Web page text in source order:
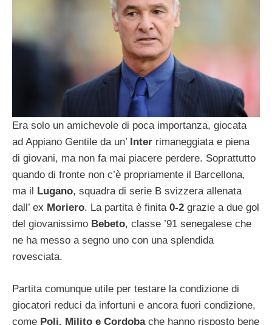
Era solo un amichevole di poca importanza, giocata
ad Appiano Gentile da un’ Inter rimaneggiata e piena
di giovani, ma non fa mai piacere perdere. Soprattutto
quando di fronte non c’è propriamente il Barcellona,
ma il
Lugano, squadra di serie B svizzera allenata
dall’ ex Moriero. La partita è finita 0-2 grazie a due gol
del giovanissimo Bebeto, classe ’91 senegalese che
ne ha messo a segno uno con una splendida
rovesciata.
Partita comunque utile per testare la condizione di
giocatori reduci da infortuni e ancora fuori condizione,
come Poli, Milito e Cordobache hanno risposto bene